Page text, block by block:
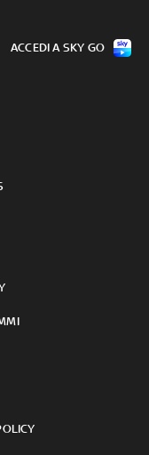
ACCEDI A SKY GO